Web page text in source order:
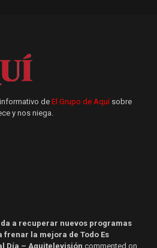
de El Grupo de Aquí sobre
y nos niega.
a recuperar nuevos programas
frenar la mejora de Todo Es
Día – Aquitelevisión commented on